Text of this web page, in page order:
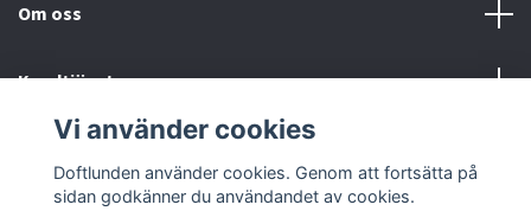
Om oss
Kundtjänst
Vi använder cookies
Doftlunden använder cookies. Genom att fortsätta på
sidan godkänner du användandet av cookies.